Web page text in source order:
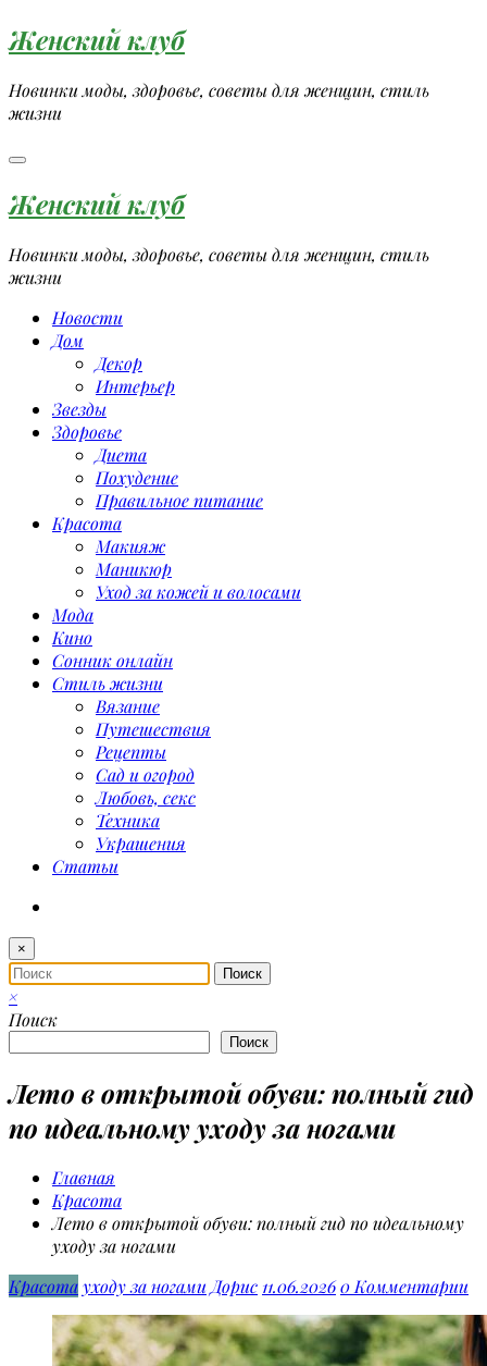
Перейти
к
содержимому
Женский клуб
Новинки моды, здоровье, советы для женщин, стиль
жизни
Женский клуб
Новинки моды, здоровье, советы для женщин, стиль
жизни
Новости
Дом
Декор
Интерьер
Звезды
Здоровье
Диета
Похудение
Правильное питание
Красота
Макияж
Маникюр
Уход за кожей и волосами
Мода
Кино
Сонник онлайн
Стиль жизни
Вязание
Путешествия
Рецепты
Сад и огород
Любовь, секс
Техника
Украшения
Статьи
×
×
Поиск
Поиск
Лето в открытой обуви: полный гид
по идеальному уходу за ногами
Главная
Красота
Лето в открытой обуви: полный гид по идеальному
уходу за ногами
Красотауходу за ногамиДорис 11.06.20260 Комментарии